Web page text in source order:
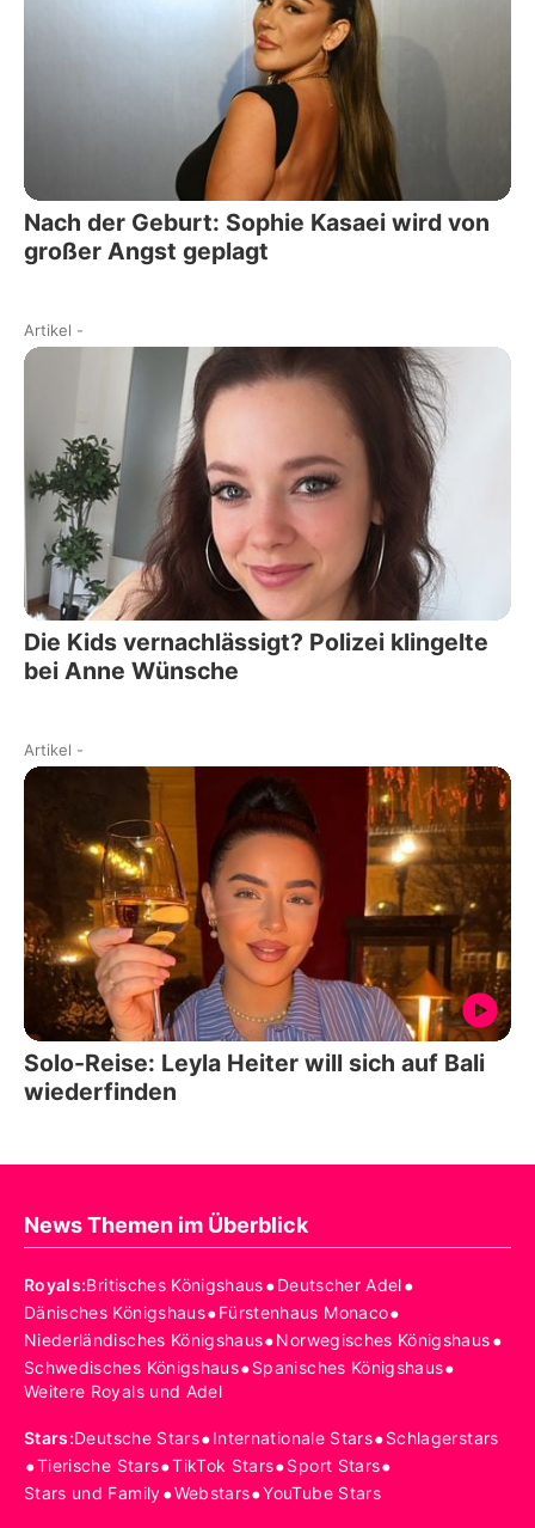
Nach der Geburt: Sophie Kasaei wird von
großer Angst geplagt
Artikel -
Die Kids vernachlässigt? Polizei klingelte
bei Anne Wünsche
Artikel -
Solo-Reise: Leyla Heiter will sich auf Bali
wiederfinden
News Themen im Überblick
Royals:Britisches Königshaus•Deutscher Adel•
Dänisches Königshaus•Fürstenhaus Monaco•
Niederländisches Königshaus•Norwegisches Königshaus•
Schwedisches Königshaus•Spanisches Königshaus•
Weitere Royals und Adel
Stars:Deutsche Stars•Internationale Stars•Schlagerstars
•Tierische Stars•TikTok Stars•Sport Stars•
Stars und Family•Webstars•YouTube Stars